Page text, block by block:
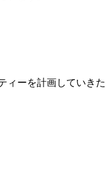
ィーを計画していきた